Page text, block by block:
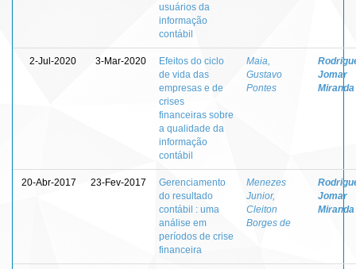
usuários da
informação
contábil
2-Jul-2020 3-Mar-2020
Efeitos do ciclo
de vida das
empresas e de
crises
financeiras sobre
a qualidade da
informação
contábil
Maia,
Gustavo
Pontes
Jomar
Miranda
20-Abr-2017 23-Fev-2017
Gerenciamento
do resultado
contábil : uma
análise em
períodos de crise
financeira
Menezes
Junior,
Cleiton
Borges de
Jomar
Miranda